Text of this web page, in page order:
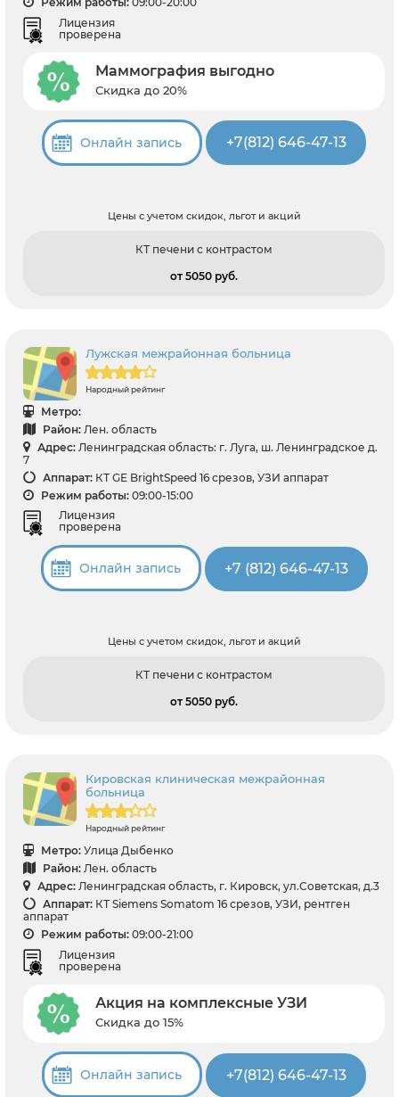
Лицензия
проверена
Маммография выгодно
Скидка до 20%
Онлайн запись +7(812) 646-47-13
Цены с учетом скидок, льгот и акций
КТ печени с контрастом
от 5050 pуб.
Лужская межрайонная больница
Народный рейтинг
Метро:
Район: Лен. область
Адрес: Ленинградская область: г. Луга, ш. Ленинградское д.
7
Аппарат: КТ GE BrightSpeed 16 срезов, УЗИ аппарат
Режим работы: 09:00-15:00
Лицензия
проверена
Онлайн запись +7 (812) 646-47-13
Цены с учетом скидок, льгот и акций
КТ печени с контрастом
от 5050 pуб.
Кировская клиническая межрайонная
больница
Народный рейтинг
Метро: Улица Дыбенко
Район: Лен. область
Адрес: Ленинградская область, г. Кировск, ул.Советская, д.3
Аппарат: КТ Siemens Somatom 16 срезов, УЗИ, рентген
аппарат
Режим работы: 09:00-21:00
Лицензия
проверена
Акция на комплексные УЗИ
Скидка до 15%
Онлайн запись +7(812) 646-47-13